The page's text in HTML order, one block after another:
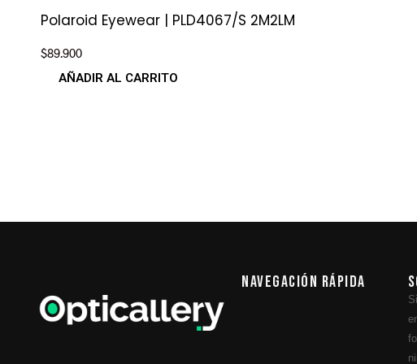
Polaroid Eyewear | PLD4067/S 2M2LM
$89.900
AÑADIR AL CARRITO
Navegación Rápida